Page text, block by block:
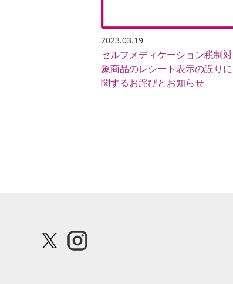
2023.03.19
セルフメディケーション税制対
象商品のレシート表示の誤りに
関するお詫びとお知らせ